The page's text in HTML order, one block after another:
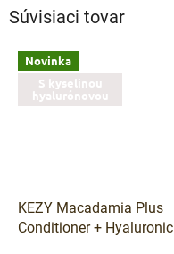
Súvisiaci tovar
Novinka
S kyselinou
hyalurónovou
KEZY Macadamia Plus
Conditioner + Hyaluronic